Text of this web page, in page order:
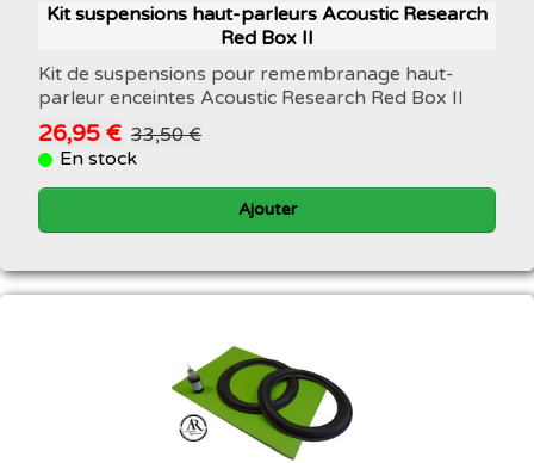
Kit suspensions haut-parleurs Acoustic Research
Red Box II
Kit de suspensions pour remembranage haut-
parleur enceintes Acoustic Research Red Box II
26,95 € 33,50 €
En stock
Ajouter